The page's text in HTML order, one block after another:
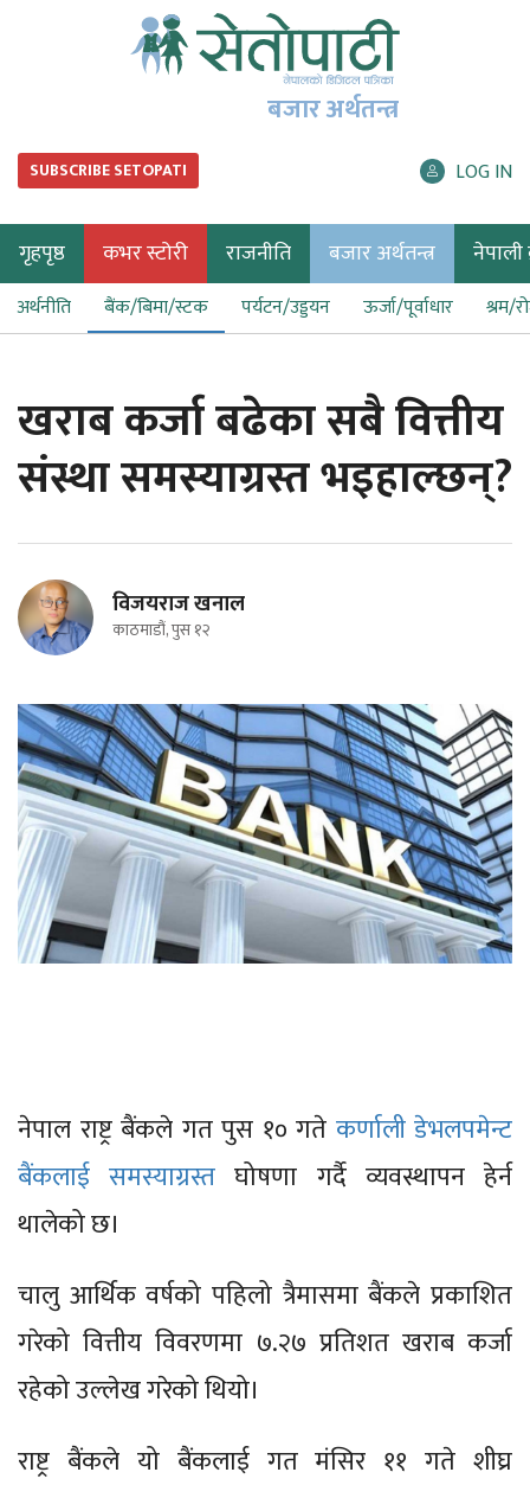
बजार अर्थतन्त्र
SUBSCRIBE SETOPATI LOG IN
गृहपृष्ठ कभर स्टोरी राजनीति बजार अर्थतन्त्र नेपाली
अर्थनीति बैंक/बिमा/स्टक पर्यटन/उड्डयन ऊर्जा/पूर्वाधार श्रम/
खराब कर्जा बढेका सबै वित्तीय
संस्था समस्याग्रस्त भइहाल्छन्?
विजयराज खनाल
काठमाडौं, पुस १२
नेपाल राष्ट्र बैंकले गत पुस १० गते कर्णाली डेभलपमेन्ट
बैंकलाई समस्याग्रस्त घोषणा गर्दै व्यवस्थापन हेर्न
थालेको छ।
चालु आर्थिक वर्षको पहिलो त्रैमासमा बैंकले प्रकाशित
गरेको वित्तीय विवरणमा ७.२७ प्रतिशत खराब कर्जा
रहेको उल्लेख गरेको थियो।
राष्ट्र बैंकले यो बैंकलाई गत मंसिर ११ गते शीघ्र